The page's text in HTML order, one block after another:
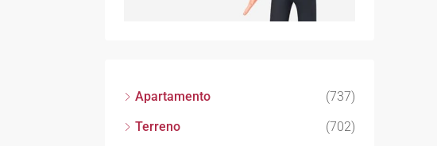
Apartamento
(737)
Terreno
(702)